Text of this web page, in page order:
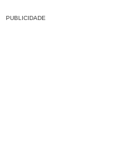
PUBLICIDADE